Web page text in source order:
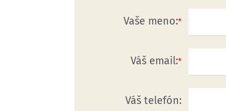
Vaše meno:
Váš email:
Váš telefón: